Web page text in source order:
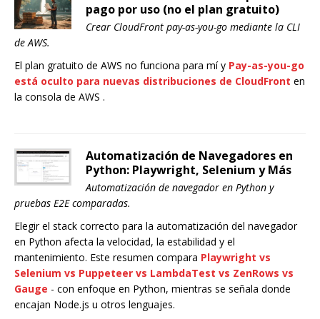
pago por uso (no el plan gratuito)
Crear CloudFront pay-as-you-go mediante la CLI
de AWS.
El plan gratuito de AWS no funciona para mí y Pay-as-you-go
está oculto para nuevas distribuciones de CloudFront en
la consola de AWS .
Automatización de Navegadores en
Python: Playwright, Selenium y Más
Automatización de navegador en Python y
pruebas E2E comparadas.
Elegir el stack correcto para la automatización del navegador
en Python afecta la velocidad, la estabilidad y el
mantenimiento. Este resumen compara Playwright vs
Selenium vs Puppeteer vs LambdaTest vs ZenRows vs
Gauge - con enfoque en Python, mientras se señala donde
encajan Node.js u otros lenguajes.